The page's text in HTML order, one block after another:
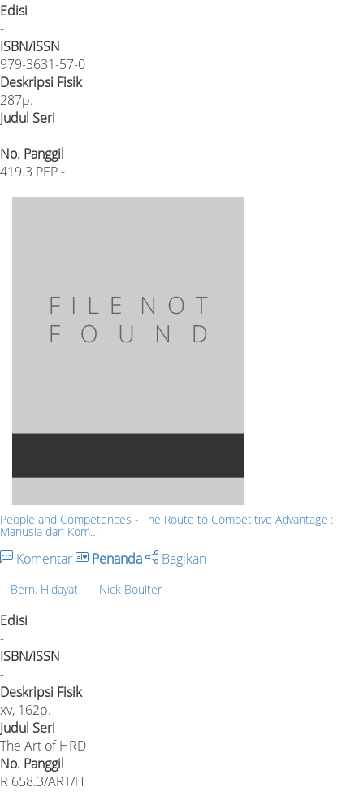
Edisi
-
ISBN/ISSN
979-3631-57-0
Deskripsi Fisik
287p.
Judul Seri
-
No. Panggil
419.3 PEP -
People and Competences - The Route to Competitive Advantage :
Manusia dan Kom…
Komentar Penanda Bagikan
Bern. Hidayat Nick Boulter
Edisi
-
ISBN/ISSN
-
Deskripsi Fisik
xv, 162p.
Judul Seri
The Art of HRD
No. Panggil
R 658.3/ART/H